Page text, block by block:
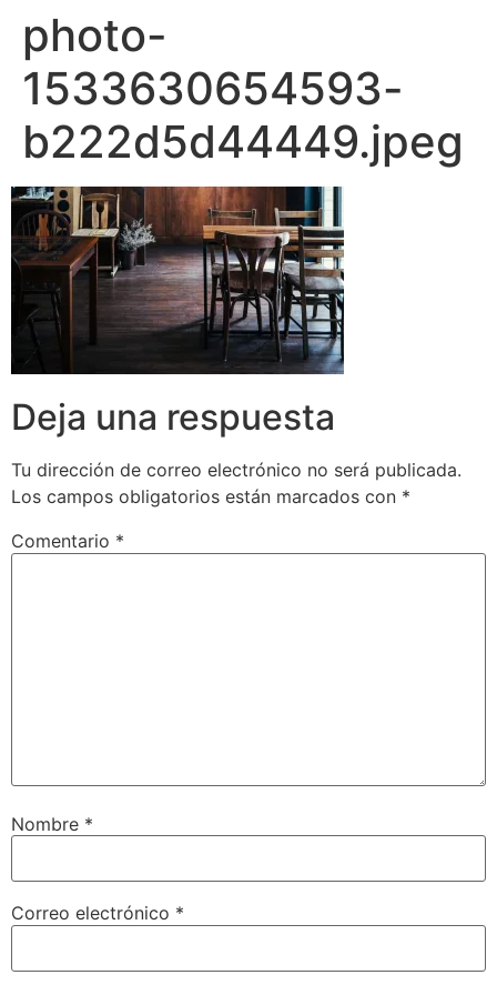
photo-
1533630654593-
b222d5d44449.jpeg
Deja una respuesta
Tu dirección de correo electrónico no será publicada.
Los campos obligatorios están marcados con *
Comentario *
Nombre *
Correo electrónico *